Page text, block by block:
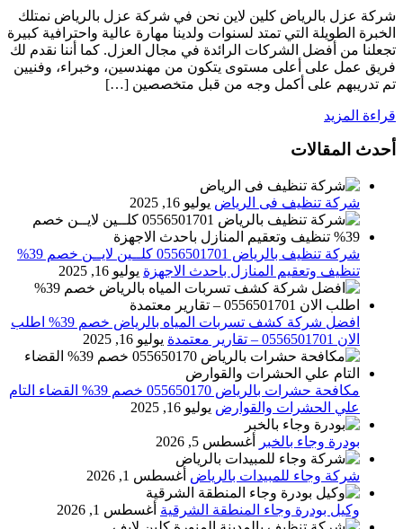
شركة عزل بالرياض كلين لاين نحن في شركة عزل بالرياض نمتلك
الخبرة الطويلة التي تمتد لسنوات ولدينا مهارة عالية واحترافية كبيرة
تجعلنا من أفضل الشركات الرائدة في مجال العزل. كما أننا نقدم لك
فريق عمل على أعلى مستوى يتكون من مهندسين، وخبراء، وفنيين
تم تدريبهم على أكمل وجه من قبل متخصصين […]
قراءة المزيد
أحدث المقالات
شركة تنظيف فى الرياض يوليو 16, 2025
شركة تنظيف بالرياض 0556501701 كلــين لايــن خصم 39%
تنظيف وتعقيم المنازل باحدث الاجهزة يوليو 16, 2025
افضل شركة كشف تسربات المياه بالرياض خصم 39% اطلب
الان 0556501701‬‏ – تقارير معتمدة
يوليو 16, 2025
مكافحة حشرات بالرياض 055650170 خصم 39% القضاء التام
علي الحشرات والقوارض يوليو 16, 2025
بودرة وجاء بالخبر أغسطس 5, 2026
شركة وجاء للمبيدات بالرياض أغسطس 1, 2026
وكيل بودرة وجاء المنطقة الشرقية أغسطس 1, 2026